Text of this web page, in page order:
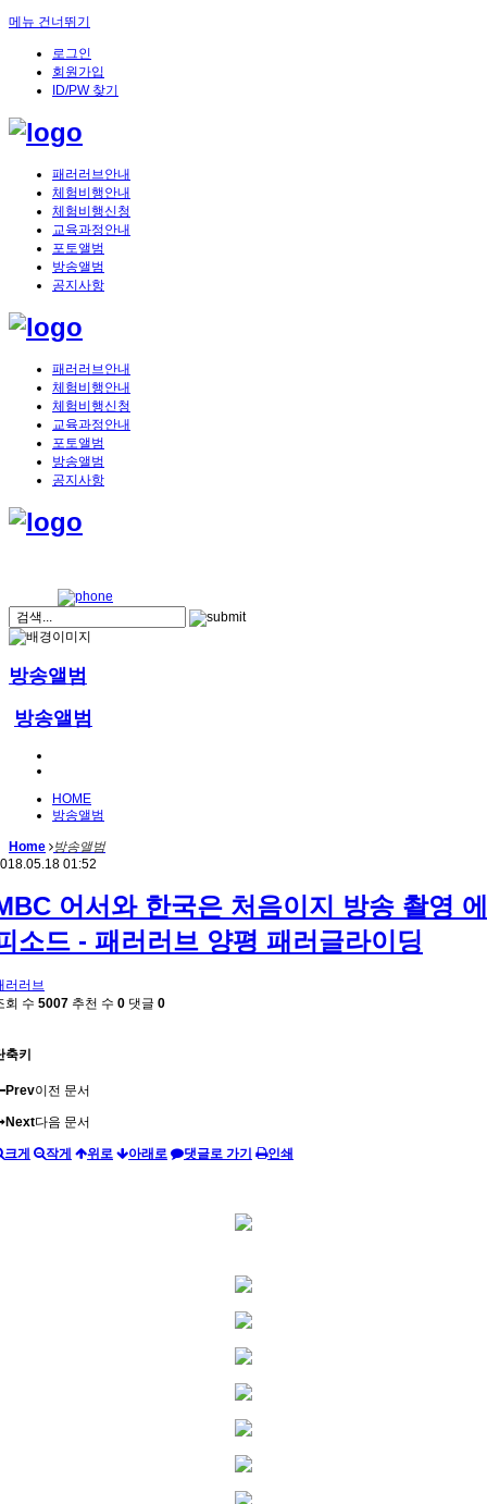
메뉴 건너뛰기
로그인
회원가입
ID/PW 찾기
패러러브안내
체험비행안내
체험비행신청
교육과정안내
포토앨범
방송앨범
공지사항
패러러브안내
체험비행안내
체험비행신청
교육과정안내
포토앨범
방송앨범
공지사항
방송앨범
방송앨범
HOME
방송앨범
Home
방송앨범
01:52
어서와 한국은 처음이지 방송 촬영 에
소드 - 패러러브 양평 패러글라이딩
러러브
회 수 5007 추천 수 0 댓글 0
축키
Prev이전 문서
Next다음 문서
크게 작게 위로 아래로 댓글로 가기 인쇄